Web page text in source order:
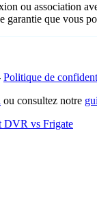
ou association
garantie que vous
Politique de
ou consultez notre
DVR vs Frigate